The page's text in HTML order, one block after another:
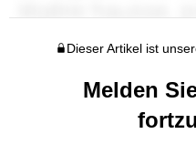
Dieser Artikel ist
Melden